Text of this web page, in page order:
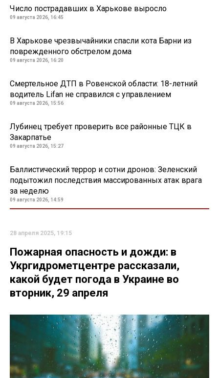
Число пострадавших в Харькове выросло
09 августа 2026, 16:45
В Харькове чрезвычайники спасли кота Барни из
поврежденного обстрелом дома
09 августа 2026, 16:20
Смертельное ДТП в Ровенской области: 18-летний
водитель Lifan не справился с управлением
09 августа 2026, 15:56
Лубинец требует проверить все районные ТЦК в
Закарпатье
09 августа 2026, 15:27
Баллистический террор и сотни дронов: Зеленский
подытожил последствия массированных атак врага
за неделю
09 августа 2026, 14:59
28 апреля 2025, 19:15
Пожарная опасность и дожди: в
Укргидрометцентре рассказали,
какой будет погода в Украине во
вторник, 29 апреля